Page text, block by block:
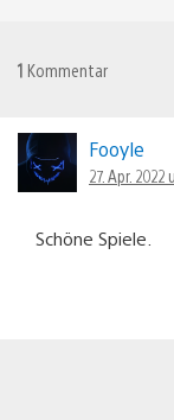
1 Kommentar
Fooyle
27. Apr. 2022
Schöne Spiele.